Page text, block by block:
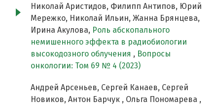
Николай Аристидов, Филипп Антипов, Юрий
Мережко, Николай Ильин, Жанна Брянцева,
Ирина Акулова, Роль абскопального
немишенного эффекта в радиобиологии
высокодозного облучения , Вопросы
онкологии: Том 69 № 4 (2023)
Андрей Арсеньев, Сергей Канаев, Сергей
Новиков, Антон Барчук , Ольга Пономарева ,